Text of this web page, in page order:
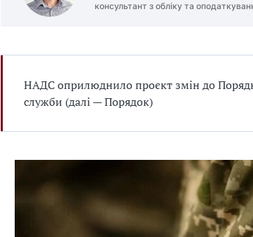
консультант з обліку та
НАДС оприлюднило проєкт змін до
служби (далі — Порядок)